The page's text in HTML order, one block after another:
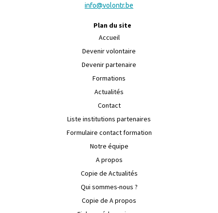
info@volontr.be
Plan du site
Accueil
Devenir volontaire
Devenir partenaire
Formations
Actualités
Contact
Liste institutions partenaires
Formulaire contact formation
Notre équipe
A propos
Copie de Actualités
Qui sommes-nous ?
Copie de A propos